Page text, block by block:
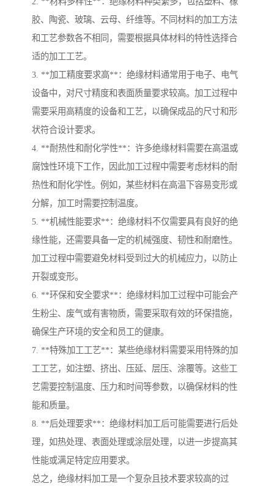
胶、陶瓷、玻璃、云母、纤维等。不同材料的加工方法
和工艺参数各不相同，需要根据具体材料的特性选择合
适的加工工艺。
3. **加工精度要求高**：绝缘材料通常用于电子、电气
设备中，对尺寸精度和表面质量要求较高。加工过程中
需要采用高精度的设备和工艺，以确保成品的尺寸和形
状符合设计要求。
4. **耐热性和耐化学性**：许多绝缘材料需要在高温或
腐蚀性环境下工作，因此加工过程中需要考虑材料的耐
热性和耐化学性。例如，某些材料在高温下容易变形或
分解，加工时需要控制温度。
5. **机械性能要求**：绝缘材料不仅需要具有良好的绝
缘性能，还需要具备一定的机械强度、韧性和耐磨性。
加工过程中需要避免材料受到过大的机械应力，以防止
开裂或变形。
6. **环保和安全要求**：绝缘材料加工过程中可能会产
生粉尘、废气或有害物质，需要采取有效的环保措施，
确保生产环境的安全和员工的健康。
7. **特殊加工工艺**：某些绝缘材料需要采用特殊的加
工工艺，如注塑、挤出、压延、层压、涂覆等。这些工
艺需要控制温度、压力和时间等参数，以确保材料的性
能和质量。
8. **后处理要求**：绝缘材料加工后可能需要进行后处
理，如热处理、表面处理或涂层处理，以进一步提高其
性能或满足特定应用要求。
总之，绝缘材料加工是一个复杂且技术要求较高的过